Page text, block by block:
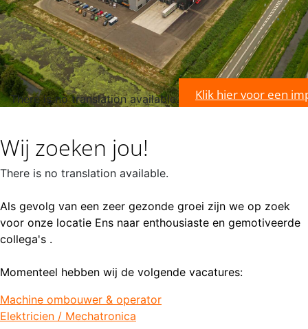
There is no translation available. Klik hier voor een
Wij zoeken jou!
There is no translation available.
Als gevolg van een zeer gezonde groei zijn we op zoek
voor onze locatie Ens naar enthousiaste en gemotiveerde
collega's .
Momenteel hebben wij de volgende vacatures:
Machine ombouwer & operator
Elektricien / Mechatronica